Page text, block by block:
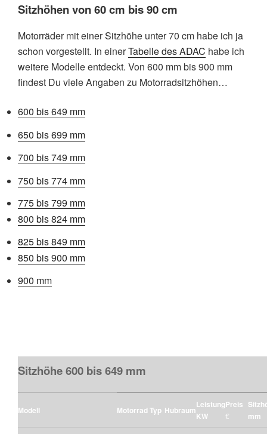
Sitzhöhen von 60 cm bis 90 cm
Motorräder mit einer Sitzhöhe unter 70 cm habe ich ja
schon vorgestellt. In einerTabelle des ADAC habe ich
weitere Modelle entdeckt. Von 600 mm bis 900 mm
findest Du viele Angaben zu Motorradsitzhöhen…
600 bis 649 mm
650 bis 699 mm
700 bis 749 mm
750 bis 774 mm
775 bis 799 mm
800 bis 824 mm
825 bis 849 mm
850 bis 900 mm
900 mm
Sitzhöhe 600 bis 649 mm
Modell Motorrad Typ Hubraum
Leistung
KW
Preis
€
mm